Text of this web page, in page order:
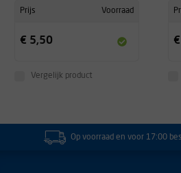
Prijs Voorraad
€ 5,50
Vergelijk product
Op voorraad en voor 17:00